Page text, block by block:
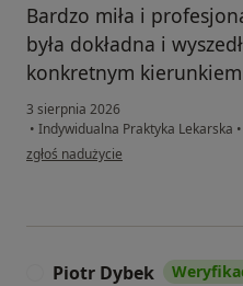
Bardzo miła i
była dokładna i
konkretnym kierunkiem
3 sierpnia 2026
• Indywidualna Praktyka Lekarska •
w opinii użytkownika Kacper
zgłoś nadużycie
Piotr Dybek